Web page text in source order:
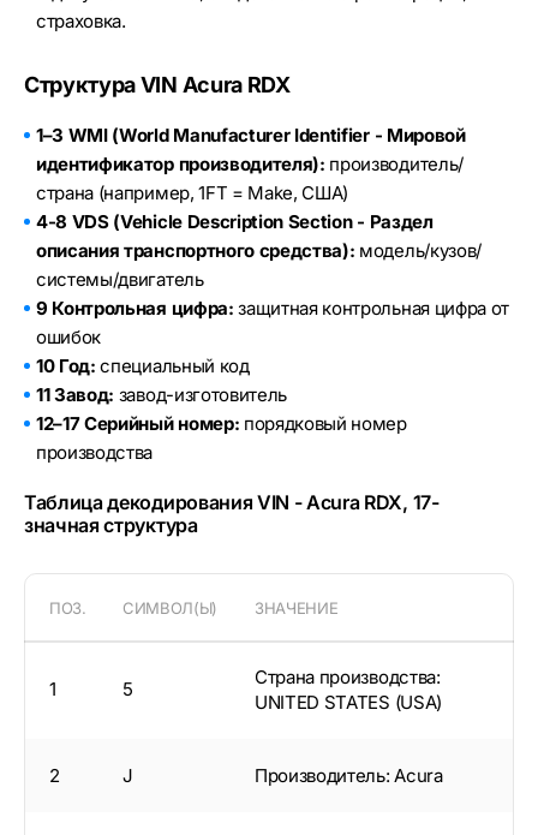
страховка.
Структура VIN Acura RDX
1–3 WMI (World Manufacturer Identifier - Мировой
идентификатор производителя): производитель/
страна (например, 1FT = Make, США)
4-8 VDS (Vehicle Description Section - Раздел
описания транспортного средства): модель/кузов/
системы/двигатель
9 Контрольная цифра: защитная контрольная цифра от
ошибок
10 Год: специальный код
11 Завод: завод-изготовитель
12–17 Серийный номер: порядковый номер
производства
Таблица декодирования VIN - Acura RDX, 17-
значная структура
ПОЗ. СИМВОЛ(Ы) ЗНАЧЕНИЕ
1 5
Страна производства:
UNITED STATES (USA)
2 J Производитель: Acura